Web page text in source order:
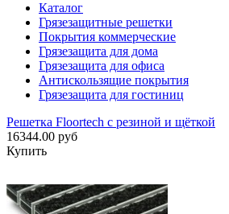
Каталог
Грязезащитные решетки
Покрытия коммерческие
Грязезащита для дома
Грязезащита для офиса
Антискользящие покрытия
Грязезащита для гостиниц
Решетка Floortech с резиной и щёткой
16344.00 руб
Купить